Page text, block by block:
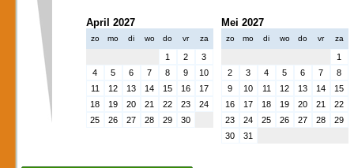
April 2027
zo mo di wo do vr za
1 2
3
4
5 6 7 8 9
10
11
12 13 14 15 16
17
18
19 20 21 22 23
24
25
26 27 28 29 30
Mei 2027
zo mo di wo do vr za
1
2
3 4 5 6 7
8
9
10 11 12 13 14
15
16
17 18 19 20 21
22
23
24 25 26 27 28
29
30
31